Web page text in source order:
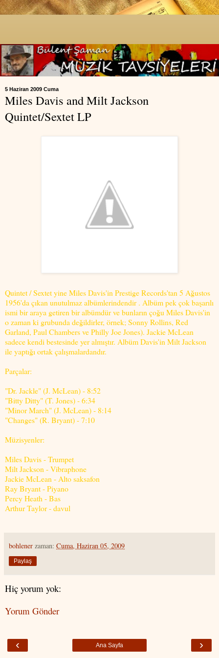
5 Haziran 2009 Cuma
Miles Davis and Milt Jackson
Quintet/Sextet LP
Quintet / Sextet yine Miles Davis'in Prestige Records'tan 5 Ağustos
1956'da çıkan unutulmaz albümlerindendir . Albüm pek çok başarılı
ismi bir araya getiren bir albümdür ve bunların çoğu Miles Davis'in
o zaman ki grubunda değildirler, örnek; Sonny Rollins, Red
Garland, Paul Chambers ve Philly Joe Jones). Jackie McLean
sadece kendi bestesinde yer almıştır. Albüm Davis'in Milt Jackson
ile yaptığı ortak çalışmalardandır.
Parçalar:
"Dr. Jackle" (J. McLean) - 8:52
"Bitty Ditty" (T. Jones) - 6:34
"Minor March" (J. McLean) - 8:14
"Changes" (R. Bryant) - 7:10
Müzisyenler:
Miles Davis - Trumpet
Milt Jackson - Vibraphone
Jackie McLean - Alto saksafon
Ray Bryant - Piyano
Percy Heath - Bas
Arthur Taylor - davul
bohlener zaman: Cuma, Haziran 05, 2009
Paylaş
Hiç yorum yok:
Yorum Gönder
‹ ›
Ana Sayfa